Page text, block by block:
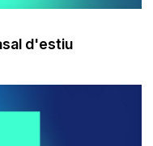
d'estiu